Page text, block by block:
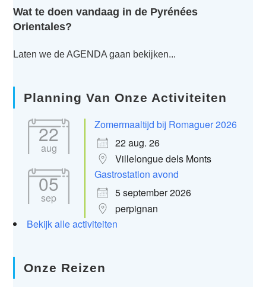
Wat te doen vandaag in de Pyrénées
Orientales?
Laten we de AGENDA gaan bekijken...
Planning Van Onze Activiteiten
22
aug
Zomermaaltijd bij Romaguer 2026
22 aug. 26
Villelongue dels Monts
05
sep
Gastrostation avond
5 september 2026
perpignan
Bekijk alle activiteiten
Onze Reizen